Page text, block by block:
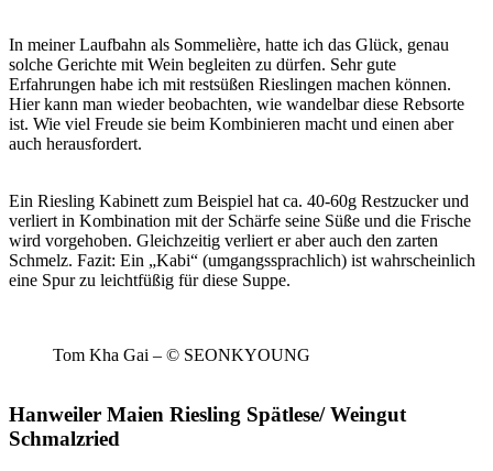
In meiner Laufbahn als Sommelière, hatte ich das Glück, genau
solche Gerichte mit Wein begleiten zu dürfen. Sehr gute
Erfahrungen habe ich mit restsüßen Rieslingen machen können.
Hier kann man wieder beobachten, wie wandelbar diese Rebsorte
ist. Wie viel Freude sie beim Kombinieren macht und einen aber
auch herausfordert.
Ein Riesling Kabinett zum Beispiel hat ca. 40-60g Restzucker und
verliert in Kombination mit der Schärfe seine Süße und die Frische
wird vorgehoben. Gleichzeitig verliert er aber auch den zarten
Schmelz. Fazit: Ein „Kabi“ (umgangssprachlich) ist wahrscheinlich
eine Spur zu leichtfüßig für diese Suppe.
Tom Kha Gai – © SEONKYOUNG
Hanweiler Maien Riesling Spätlese/ Weingut
Schmalzried